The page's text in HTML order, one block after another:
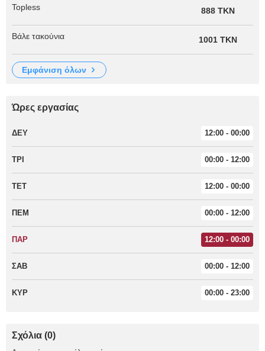
Topless 888 TKN
Βάλε τακούνια 1001 TKN
εμφάνιση όλων
Ώρες εργασίας
ΔΕΥ 12:00 - 00:00
ΤΡΙ 00:00 - 12:00
ΤΕΤ 12:00 - 00:00
ΠΕΜ 00:00 - 12:00
ΠΑΡ 12:00 - 00:00
ΣΑΒ 00:00 - 12:00
ΚΥΡ 00:00 - 23:00
Σχόλια (0)